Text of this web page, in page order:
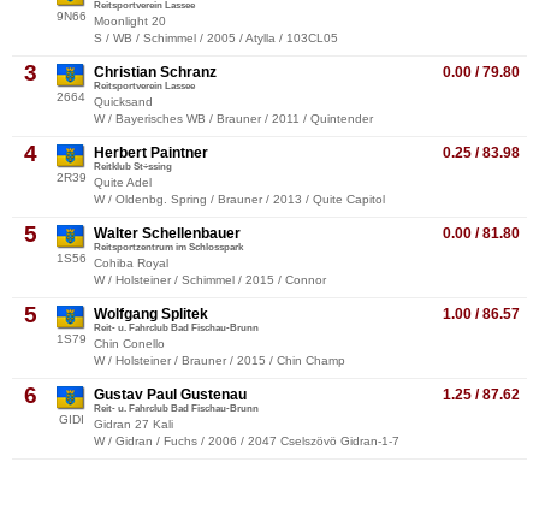
9N66
Reitsportverein Lassee
Moonlight 20
S / WB / Schimmel / 2005 / Atylla / 103CL05
3
2664
0.00 / 79.80
Christian Schranz
Reitsportverein Lassee
Quicksand
W / Bayerisches WB / Brauner / 2011 / Quintender
4
2R39
0.25 / 83.98
Herbert Paintner
Reitklub St÷ssing
Quite Adel
W / Oldenbg. Spring / Brauner / 2013 / Quite Capitol
5
1S56
0.00 / 81.80
Walter Schellenbauer
Reitsportzentrum im Schlosspark
Cohiba Royal
W / Holsteiner / Schimmel / 2015 / Connor
5
1S79
1.00 / 86.57
Wolfgang Splitek
Reit- u. Fahrclub Bad Fischau-Brunn
Chin Conello
W / Holsteiner / Brauner / 2015 / Chin Champ
6
GIDI
1.25 / 87.62
Gustav Paul Gustenau
Reit- u. Fahrclub Bad Fischau-Brunn
Gidran 27 Kali
W / Gidran / Fuchs / 2006 / 2047 Cselszövö Gidran-1-7